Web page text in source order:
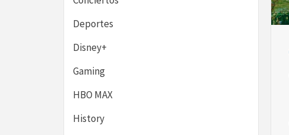
Deportes
Disney+
Gaming
HBO MAX
History